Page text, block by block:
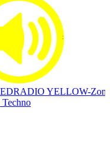
YELLOW-Zone